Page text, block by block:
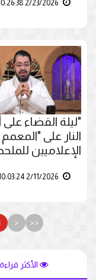
"ليلة القضاء
النار على
الإعلاميين
<<
<
الأكثر قراءة